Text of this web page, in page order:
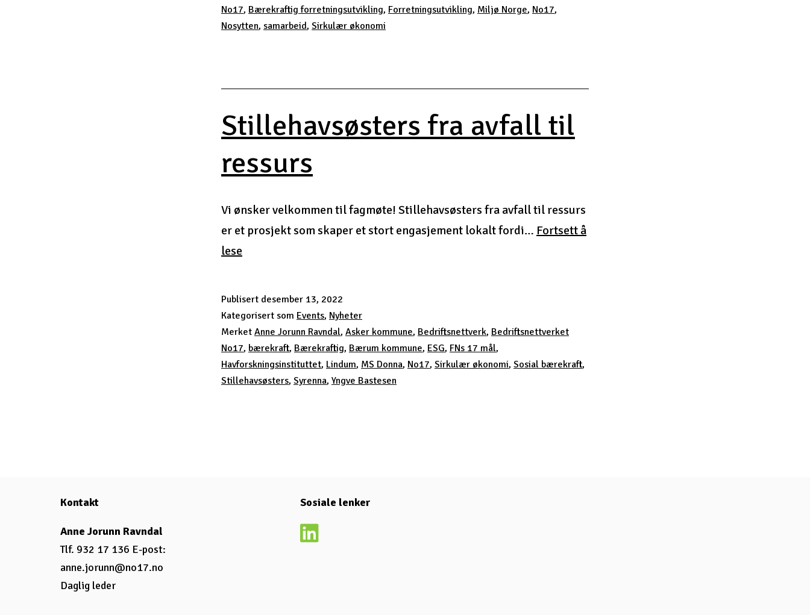
No17, Bærekraftig forretningsutvikling, Forretningsutvikling, Miljø Norge, No17,
Nosytten, samarbeid, Sirkulær økonomi
Stillehavsøsters fra avfall til
ressurs
Vi ønsker velkommen til fagmøte! Stillehavsøsters fra avfall til ressurs
er et prosjekt som skaper et stort engasjement lokalt fordi… Fortsett å
leseStillehavsøsters
avfall
til
ressurs
Publisert desember 13, 2022
Kategorisert som Events, Nyheter
Merket Anne Jorunn Ravndal, Asker kommune, Bedriftsnettverk, Bedriftsnettverket
No17, bærekraft, Bærekraftig, Bærum kommune, ESG, FNs 17 mål,
Havforskningsinstituttet, Lindum, MS Donna, No17, Sirkulær økonomi, Sosial bærekraft,
Stillehavsøsters, Syrenna, Yngve Bastesen
Kontakt
Anne Jorunn Ravndal
Tlf. 932 17 136 E-post:
anne.jorunn@no17.no
Daglig leder
Sosiale lenker